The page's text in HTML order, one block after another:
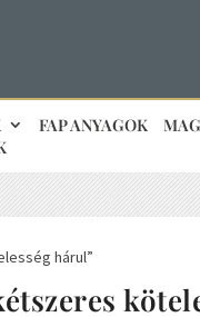
FAP ANYAGOK
hárul”